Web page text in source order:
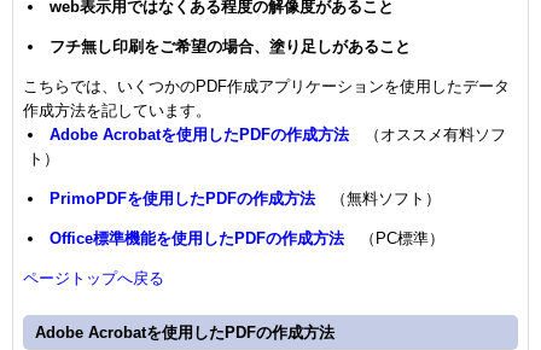
web表示用ではなくある程度の解像度があること
フチ無し印刷をご希望の場合、塗り足しがあること
こちらでは、いくつかのPDF作成アプリケーションを使用したデータ
作成方法を記しています。
Adobe Acrobatを使用したPDFの作成方法（オススメ有料ソフ
ト）
PrimoPDFを使用したPDFの作成方法（無料ソフト）
Office標準機能を使用したPDFの作成方法（PC標準）
ページトップへ戻る
Adobe Acrobatを使用したPDFの作成方法